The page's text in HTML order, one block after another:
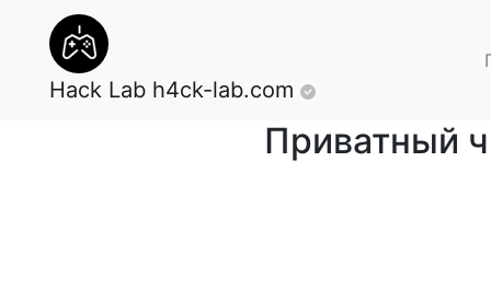
Hack Lab h4ck-lab.com
Приватный